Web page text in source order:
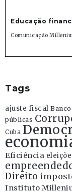
Educação
Comunicação
Tags
ajuste fiscal
públicas
Cuba
Eficiência
Direito
Instituto